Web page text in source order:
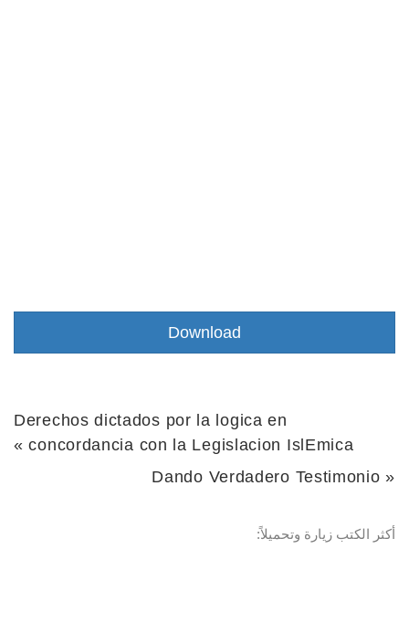
Derechos dictados por la logica en
concordancia con la Legislacion IslEmica
»
«
Dando Verdadero Testimonio
أكثر الكتب زيارة وتحميلاً: